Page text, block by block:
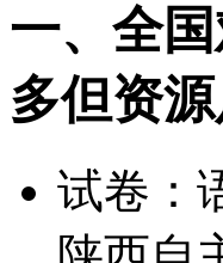
一、全
多但资
试卷：